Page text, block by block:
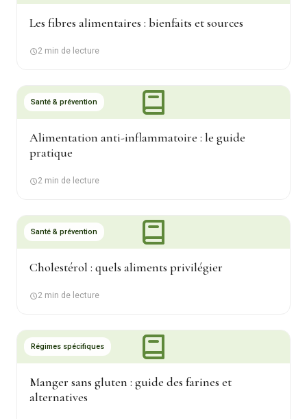
Les fibres alimentaires : bienfaits et sources
2 min de lecture
Santé & prévention
Alimentation anti-inflammatoire : le guide
pratique
2 min de lecture
Santé & prévention
Cholestérol : quels aliments privilégier
2 min de lecture
Régimes spécifiques
Manger sans gluten : guide des farines et
alternatives